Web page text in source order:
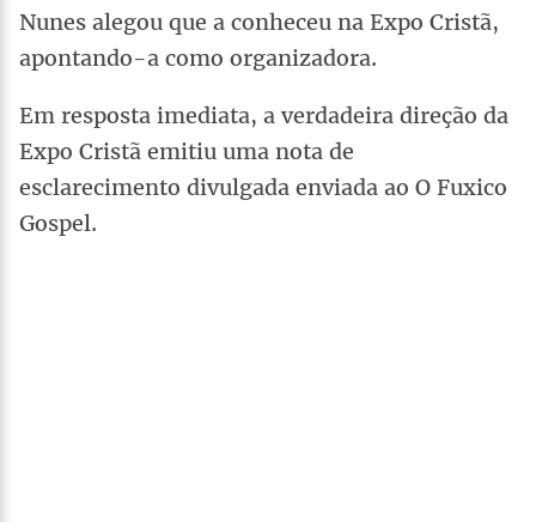
Nunes alegou que a conheceu na Expo Cristã,
apontando-a como organizadora.
Em resposta imediata, a verdadeira direção da
Expo Cristã emitiu uma nota de
esclarecimento divulgada enviada ao O Fuxico
Gospel.